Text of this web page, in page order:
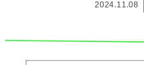
2024.11.08